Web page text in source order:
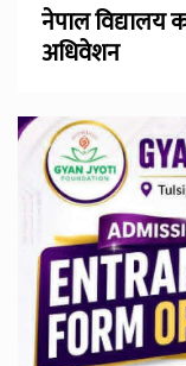
नेपाल विद्यालय
अधिवेशन